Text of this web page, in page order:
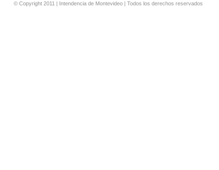
© Copyright 2011 | Intendencia de Montevideo | Todos los derechos reservados